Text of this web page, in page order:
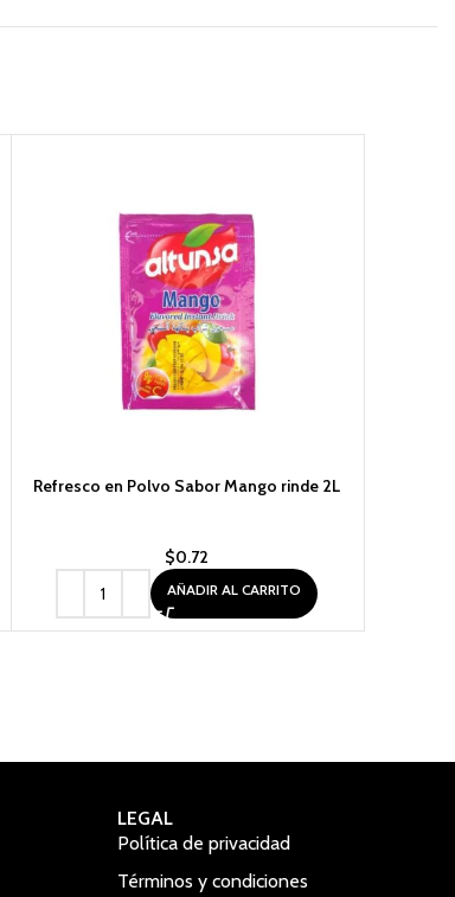
Refresco en Polvo Sabor Mango rinde 2L
$0.72
AÑADIR AL CARRITO
LEGAL
Política de privacidad
Términos y condiciones